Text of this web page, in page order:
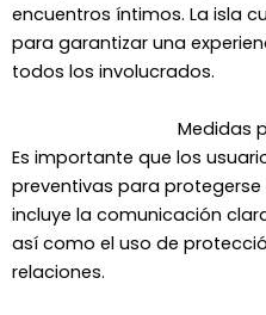
encuentros íntimos. La isla
para garantizar una
todos los involucrados.
Medidas
Es importante que los
preventivas para protegerse
incluye la comunicación
así como el uso de
relaciones.